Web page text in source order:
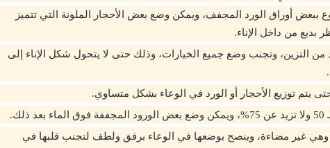
أوراق الورد المجفف، ويمكن وضع بعض الأحجار الملونة التي تتميز
بديع من داخل الإناء.
من التزين، وتجنب وضع جميع الخيارات، وذلك حتى لا يتحول شكل الإناء إلى
يتم توزيع الأحجار أو الورد في الوعاء بشكل متساوي.
وهي غير مضاءة، وينصح بوضعها في الوعاء برفق ولطف لتجنب قلبها في